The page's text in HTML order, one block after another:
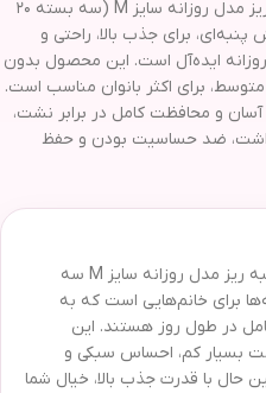
پد بهداشتی بدون بال خیلی نازک پنبه ریز مدل روزانه سایز M (سه بسته ۲۰
برای جذب بالا، راحتی و
ایده‌آل است. این محصول بدون
برای اکثر بانوان مناسب است.
عددی، تعویض آسان و محافظت کامل در برابر نشت،
ضد حساسیت بودن و حفظ
پد بهداشتی بدون بال خیلی نازک پنبه ریز مدل روزانه سایز M سه
برای خانم‌هایی است که به
در طول روز هستند. این
بسیار کم، احساس سبکی و
حال با قدرت جذب بالا، خیال شما